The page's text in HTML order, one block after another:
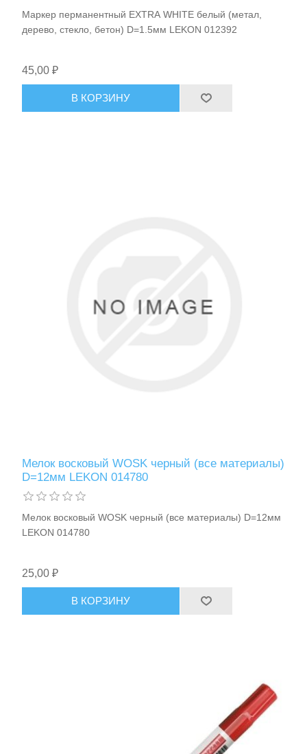
Расходные материалы и оснастка
Маркер перманентный EХTRA WHITE белый (метал,
дерево, стекло, бетон) D=1.5мм LEKON 012392
45,00 ₽
В КОРЗИНУ
Мелок восковый WOSK черный (все материалы)
D=12мм LEKON 014780
Мелок восковый WOSK черный (все материалы) D=12мм
LEKON 014780
25,00 ₽
В КОРЗИНУ